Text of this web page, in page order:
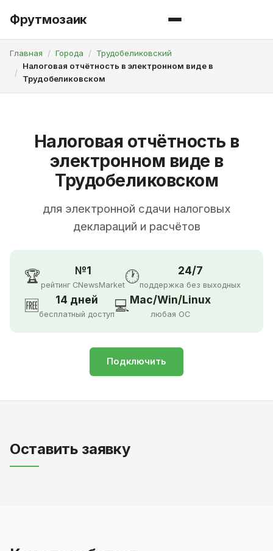
Фрутмозаик
Главная Города
Трудобеликовский
Налоговая отчётность в электронном виде в
Трудобеликовском
Налоговая отчётность в
электронном виде в
Трудобеликовском
для электронной сдачи налоговых
деклараций и расчётов
🏆 №1
рейтинг CNewsMarket🕐 24/7
поддержка без выходных
🆓 14 дней
бесплатный доступ💻Mac/Win/Linux
любая ОС
Подключить
Оставить заявку